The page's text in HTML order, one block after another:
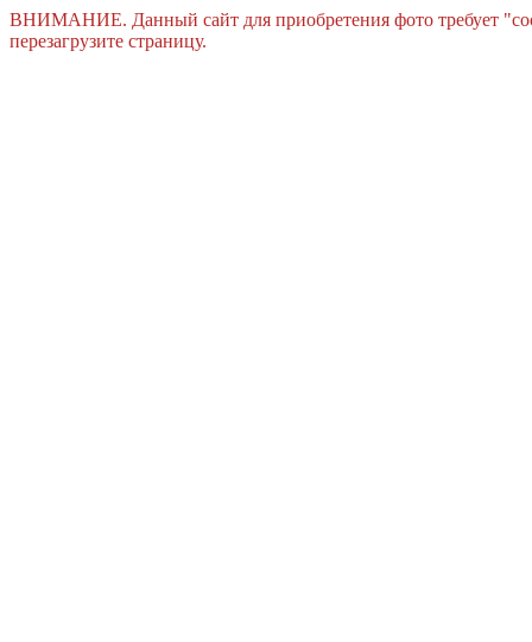
ВНИМАНИЕ. Данный сайт для приобретения фото требует
перезагрузите страницу.